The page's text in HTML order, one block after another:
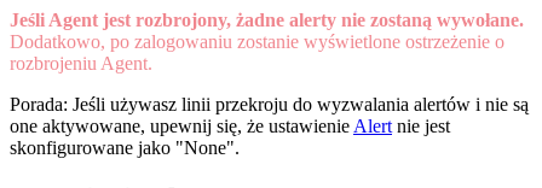
Jeśli Agent jest rozbrojony, żadne alerty nie zostaną wywołane.
Dodatkowo, po zalogowaniu zostanie wyświetlone ostrzeżenie o
rozbrojeniu Agent.
Porada: Jeśli używasz linii przekroju do wyzwalania alertów i nie są
one aktywowane, upewnij się, że ustawienie Alert nie jest
skonfigurowane jako "None".